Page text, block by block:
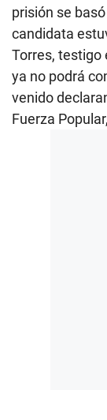
prisión se
candidata
Torres, testigo
ya no podrá
venido
Fuerza